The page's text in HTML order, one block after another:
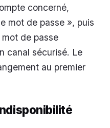
concerné,
mot de passe », puis
de passe
canal sécurisé. Le
au premier